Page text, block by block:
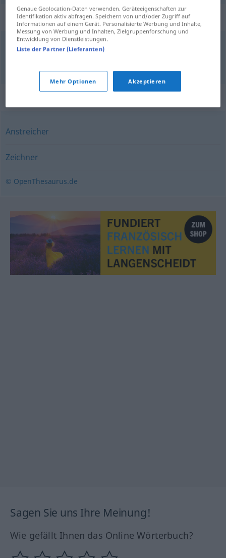
Beispielsätze für "Maler"
einen großenSchriftsteller, Maler
Anstreicher
Zeichner
© OpenThesaurus.de
Sagen Sie uns Ihre Meinung!
Wie gefällt Ihnen das Online Wörterbuch?
Genaue Geolocation-Daten verwenden. Geräteeigenschaften zur
Identifikation aktiv abfragen. Speichern von und/oder Zugriff auf
Informationen auf einem Gerät. Personalisierte Werbung und Inhalte,
Messung von Werbung und Inhalten, Zielgruppenforschung und
Entwicklung von Dienstleistungen.
Liste der Partner (Lieferanten)
Mehr Optionen Akzeptieren